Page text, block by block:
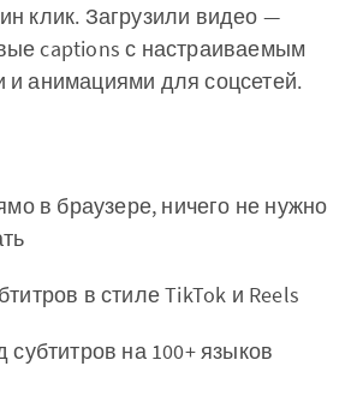
клик. Загрузили видео —
captions с настраиваемым
и анимациями для соцсетей.
в браузере, ничего не нужно
в стиле TikTok и Reels
на 100+ языков